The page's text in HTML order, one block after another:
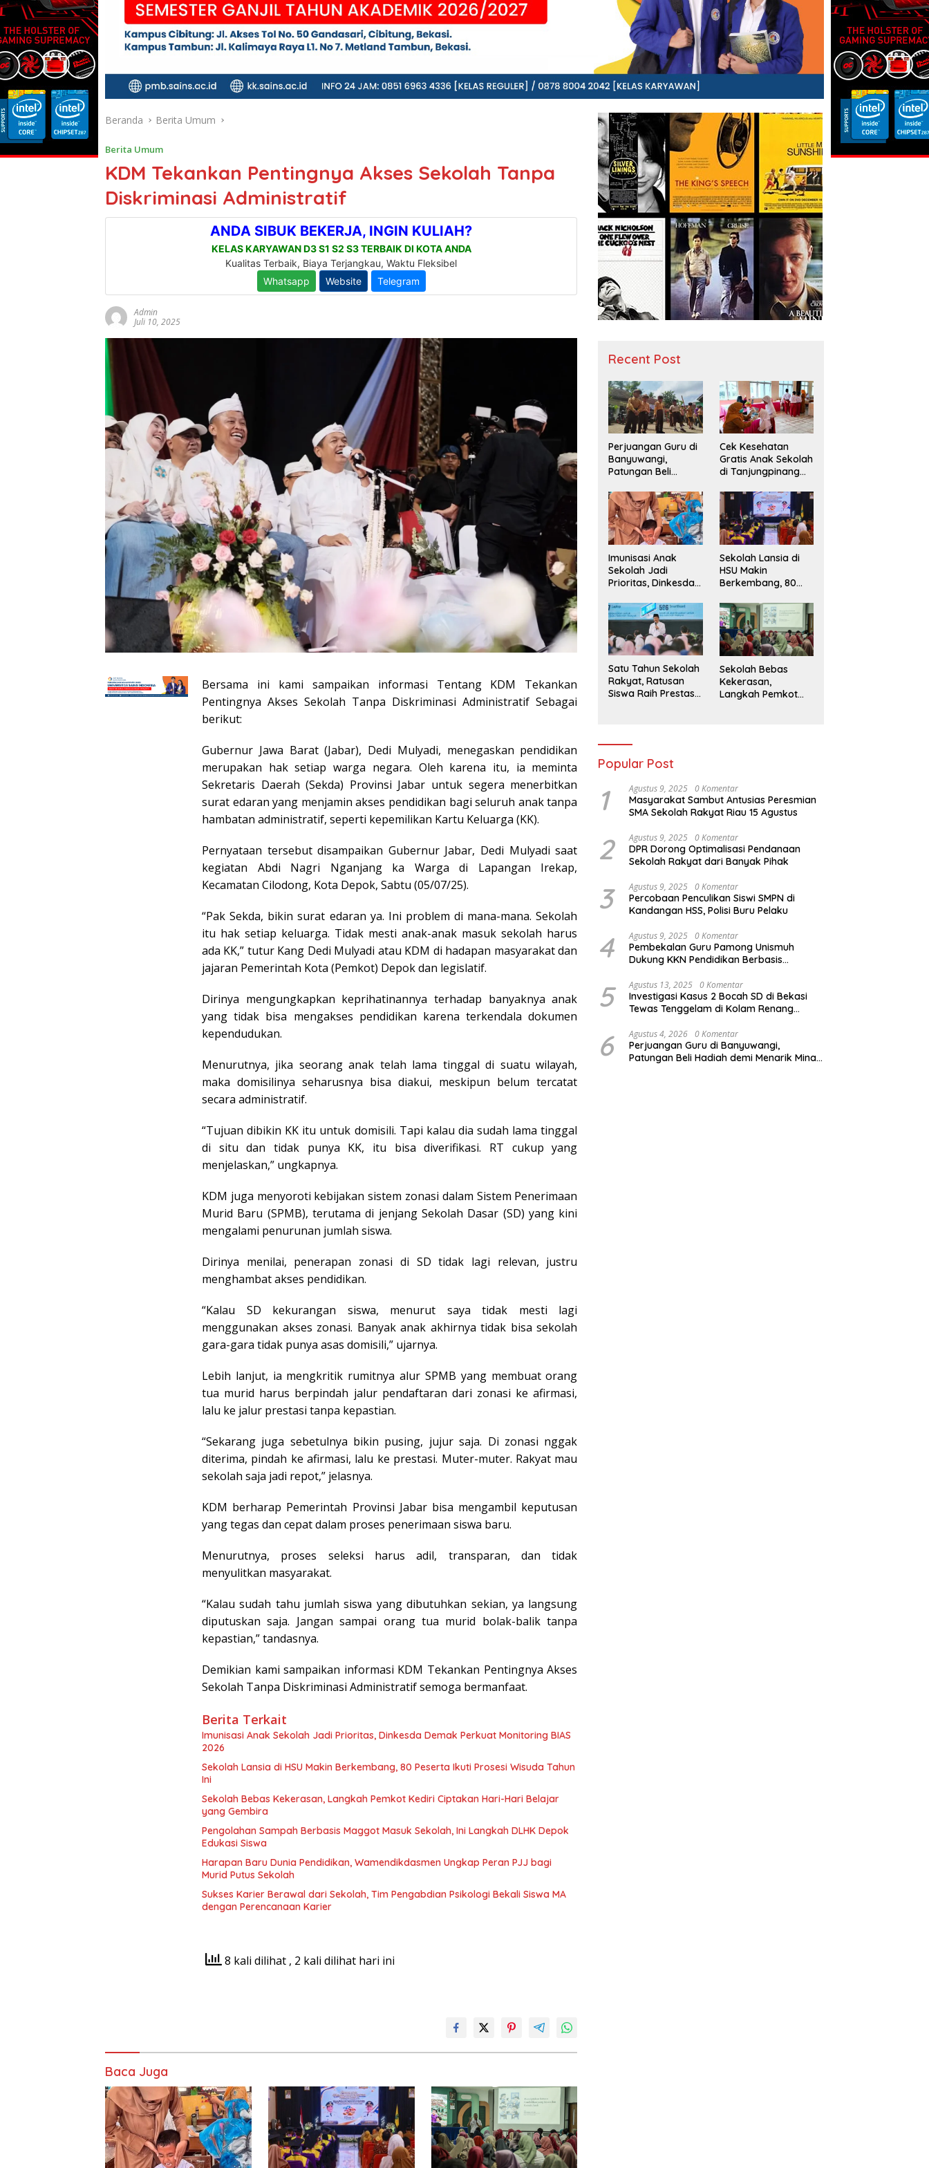
Beranda Berita Umum
Berita Umum
KDM Tekankan Pentingnya Akses Sekolah Tanpa
Diskriminasi Administratif
Admin
Juli 10, 2025
Bersama ini kami sampaikan informasi Tentang KDM Tekankan
Pentingnya Akses Sekolah Tanpa Diskriminasi Administratif Sebagai
berikut:
Gubernur Jawa Barat (Jabar), Dedi Mulyadi, menegaskan pendidikan
merupakan hak setiap warga negara. Oleh karena itu, ia meminta
Sekretaris Daerah (Sekda) Provinsi Jabar untuk segera menerbitkan
surat edaran yang menjamin akses pendidikan bagi seluruh anak tanpa
hambatan administratif, seperti kepemilikan Kartu Keluarga (KK).
Pernyataan tersebut disampaikan Gubernur Jabar, Dedi Mulyadi saat
kegiatan Abdi Nagri Nganjang ka Warga di Lapangan Irekap,
Kecamatan Cilodong, Kota Depok, Sabtu (05/07/25).
“Pak Sekda, bikin surat edaran ya. Ini problem di mana-mana. Sekolah
itu hak setiap keluarga. Tidak mesti anak-anak masuk sekolah harus
ada KK,” tutur Kang Dedi Mulyadi atau KDM di hadapan masyarakat dan
jajaran Pemerintah Kota (Pemkot) Depok dan legislatif.
Dirinya mengungkapkan keprihatinannya terhadap banyaknya anak
yang tidak bisa mengakses pendidikan karena terkendala dokumen
kependudukan.
Menurutnya, jika seorang anak telah lama tinggal di suatu wilayah,
maka domisilinya seharusnya bisa diakui, meskipun belum tercatat
secara administratif.
“Tujuan dibikin KK itu untuk domisili. Tapi kalau dia sudah lama tinggal
di situ dan tidak punya KK, itu bisa diverifikasi. RT cukup yang
menjelaskan,” ungkapnya.
KDM juga menyoroti kebijakan sistem zonasi dalam Sistem Penerimaan
Murid Baru (SPMB), terutama di jenjang Sekolah Dasar (SD) yang kini
mengalami penurunan jumlah siswa.
Dirinya menilai, penerapan zonasi di SD tidak lagi relevan, justru
menghambat akses pendidikan.
“Kalau SD kekurangan siswa, menurut saya tidak mesti lagi
menggunakan akses zonasi. Banyak anak akhirnya tidak bisa sekolah
gara-gara tidak punya asas domisili,” ujarnya.
Lebih lanjut, ia mengkritik rumitnya alur SPMB yang membuat orang
tua murid harus berpindah jalur pendaftaran dari zonasi ke afirmasi,
lalu ke jalur prestasi tanpa kepastian.
“Sekarang juga sebetulnya bikin pusing, jujur saja. Di zonasi nggak
diterima, pindah ke afirmasi, lalu ke prestasi. Muter-muter. Rakyat mau
sekolah saja jadi repot,” jelasnya.
KDM berharap Pemerintah Provinsi Jabar bisa mengambil keputusan
yang tegas dan cepat dalam proses penerimaan siswa baru.
Menurutnya, proses seleksi harus adil, transparan, dan tidak
menyulitkan masyarakat.
“Kalau sudah tahu jumlah siswa yang dibutuhkan sekian, ya langsung
diputuskan saja. Jangan sampai orang tua murid bolak-balik tanpa
kepastian,” tandasnya.
Demikian kami sampaikan informasi KDM Tekankan Pentingnya Akses
Sekolah Tanpa Diskriminasi Administratif semoga bermanfaat.
Berita Terkait
Imunisasi Anak Sekolah Jadi Prioritas, Dinkesda Demak Perkuat Monitoring BIAS
2026
Sekolah Lansia di HSU Makin Berkembang, 80 Peserta Ikuti Prosesi Wisuda Tahun
Ini
Sekolah Bebas Kekerasan, Langkah Pemkot Kediri Ciptakan Hari-Hari Belajar
yang Gembira
Pengolahan Sampah Berbasis Maggot Masuk Sekolah, Ini Langkah DLHK Depok
Edukasi Siswa
Harapan Baru Dunia Pendidikan, Wamendikdasmen Ungkap Peran PJJ bagi
Murid Putus Sekolah
Sukses Karier Berawal dari Sekolah, Tim Pengabdian Psikologi Bekali Siswa MA
dengan Perencanaan Karier
8 kali dilihat , 2 kali dilihat hari ini
Baca Juga
Recent Post
Perjuangan Guru di
Banyuwangi,
Patungan Beli
Menarik Minat Siswa
ke SD Negeri
Cek Kesehatan
Gratis Anak Sekolah
di Tanjungpinang
Siswa
Imunisasi Anak
Sekolah Jadi
Prioritas, Dinkesda
Monitoring BIAS
2026
Sekolah Lansia di
HSU Makin
Berkembang, 80
Wisuda Tahun Ini
Satu Tahun Sekolah
Rakyat, Ratusan
Siswa Raih Prestasi
Sekolah Bebas
Kekerasan,
Langkah Pemkot
Popular Post
1 Agustus 9, 2025 0 Komentar
Masyarakat Sambut Antusias Peresmian
SMA Sekolah Rakyat Riau 15 Agustus
2 Agustus 9, 2025 0 Komentar
DPR Dorong Optimalisasi Pendanaan
Sekolah Rakyat dari Banyak Pihak
3 Agustus 9, 2025 0 Komentar
Percobaan Penculikan Siswi SMPN di
Kandangan HSS, Polisi Buru Pelaku
4 Agustus 9, 2025 0 Komentar
Pembekalan Guru Pamong Unismuh
Dukung KKN Pendidikan Berbasis
5 Agustus 13, 2025 0 Komentar
Investigasi Kasus 2 Bocah SD di Bekasi
Tewas Tenggelam di Kolam Renang
6 Agustus 4, 2026 0 Komentar
Perjuangan Guru di Banyuwangi,
Patungan Beli Hadiah demi Menarik Minat